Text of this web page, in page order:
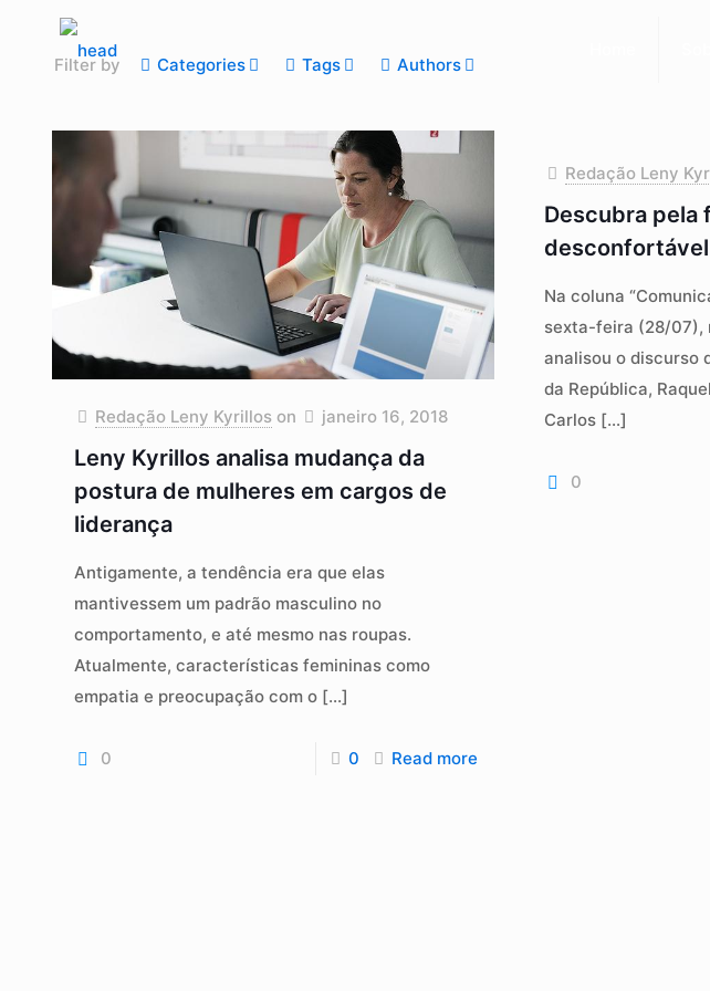
Filter by Categories Tags Authors
Redação Leny Kyrillos on janeiro 16, 2018
Leny Kyrillos analisa mudança da
postura de mulheres em cargos de
liderança
Antigamente, a tendência era que elas
mantivessem um padrão masculino no
comportamento, e até mesmo nas roupas.
Atualmente, características femininas como
empatia e preocupação com o[…]
0 0 Read more
Redação Leny
Descubra pela
Na coluna
sexta-feira (28/07),
analisou o discurso
da República,
Carlos […]
0